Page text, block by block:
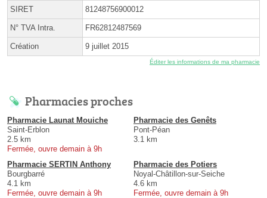
SIRET 81248756900012
N° TVA Intra. FR62812487569
Création 9 juillet 2015
Éditer les informations de ma pharmacie
Pharmacies proches
Pharmacie Launat Mouiche
Saint-Erblon
2.5 km
Fermée, ouvre demain à 9h
Pharmacie des Genêts
Pont-Péan
3.1 km
Pharmacie SERTIN Anthony
Bourgbarré
4.1 km
Fermée, ouvre demain à 9h
Pharmacie des Potiers
Noyal-Châtillon-sur-Seiche
4.6 km
Fermée, ouvre demain à 9h